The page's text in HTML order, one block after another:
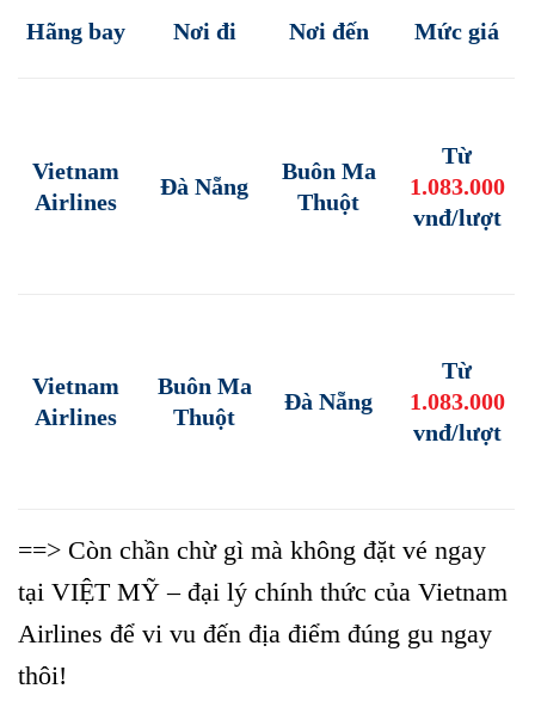
Hãng bay Nơi đi Nơi đến Mức giá
Vietnam
Airlines
Đà Nẵng
Buôn Ma
Thuột
Từ
1.083.000
vnđ/lượt
Vietnam
Airlines
Buôn Ma
Thuột
Đà Nẵng
Từ
1.083.000
vnđ/lượt
==> Còn chần chừ gì mà không đặt vé ngay
tại VIỆT MỸ – đại lý chính thức của Vietnam
Airlines để vi vu đến địa điểm đúng gu ngay
thôi!